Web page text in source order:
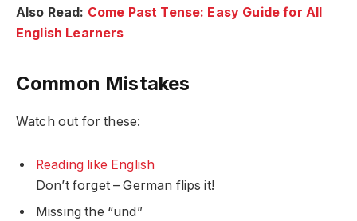
Also Read: Come Past Tense: Easy Guide for All
English Learners
Common Mistakes
Watch out for these:
Reading like English
Don’t forget – German flips it!
Missing the “und”